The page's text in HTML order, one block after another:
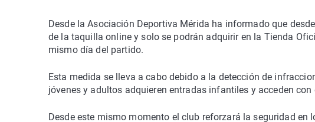
Desde la Asociación Deportiva Mérida ha informado que
de la taquilla online y solo se podrán adquirir en la Tienda
mismo día del partido.
Esta medida se lleva a cabo debido a la detección de
jóvenes y adultos adquieren entradas infantiles y acceden con
Desde este mismo momento el club reforzará la seguridad